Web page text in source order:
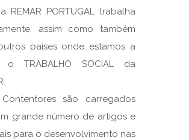
REMAR PORTUGAL trabalha
assim como também
países onde estamos a
o TRABALHO SOCIAL da
Contentores são carregados
grande número de artigos e
para o desenvolvimento nas